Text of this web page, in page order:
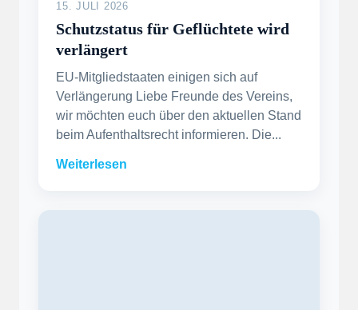
15. JULI 2026
Schutzstatus für Geflüchtete wird
verlängert
EU-Mitgliedstaaten einigen sich auf
Verlängerung Liebe Freunde des Vereins,
wir möchten euch über den aktuellen Stand
beim Aufenthaltsrecht informieren. Die...
Weiterlesen